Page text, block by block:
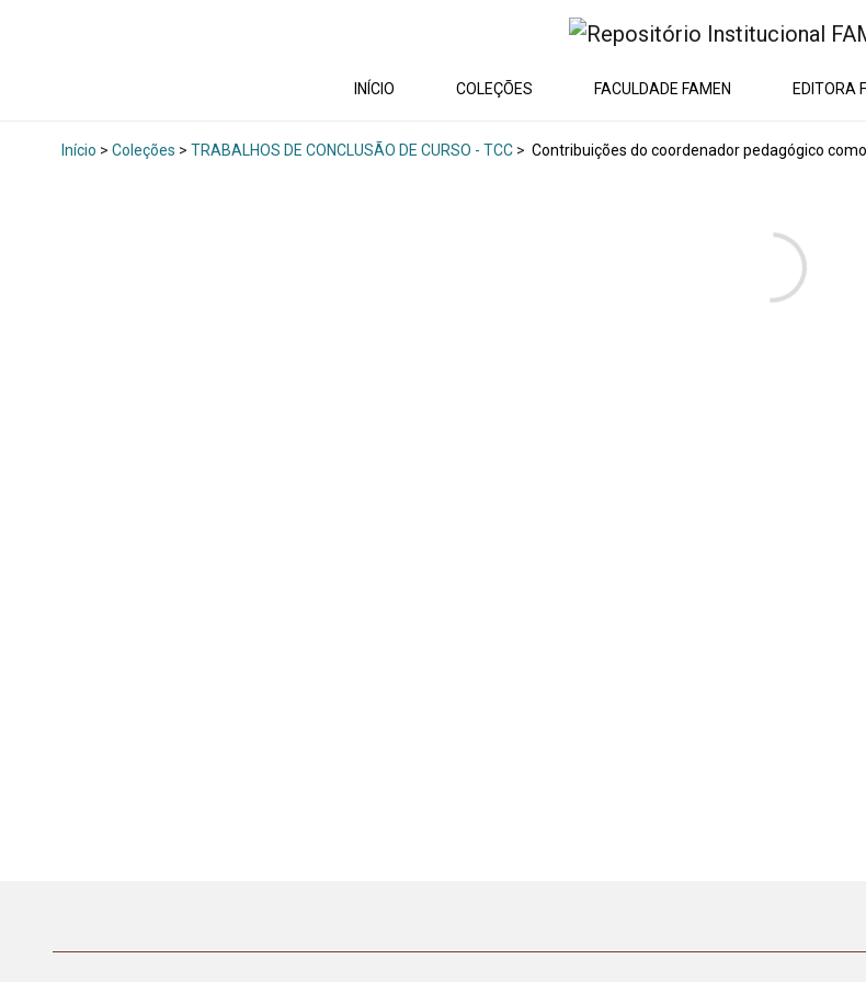
INÍCIO COLEÇÕES FACULDADE FAMEN EDITORA
Início > Coleções > TRABALHOS DE CONCLUSÃO DE CURSO - TCC > Contribuições do coordenador pedagógico